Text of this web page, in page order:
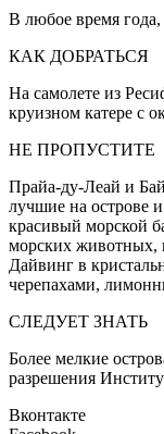
В любое время
КАК ДОБРАТЬСЯ
На самолете из
круизном катере с
НЕ ПРОПУСТИТЕ
Прайа-ду-Леай и
лучшие на острове
красивый морской
морских животных,
Дайвинг в
черепахами,
СЛЕДУЕТ ЗНАТЬ
Более мелкие
разрешения
Вконтакте